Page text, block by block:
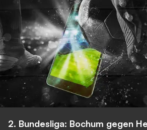
2. Bundesliga: Bochum gegen